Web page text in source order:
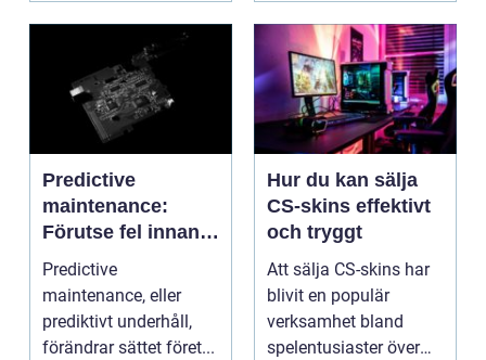
Predictive
maintenance:
Förutse fel innan
de uppstår med
hjälp av sensorer
Predictive
maintenance, eller
prediktivt underhåll,
förändrar sättet föret...
Hur du kan sälja
CS-skins effektivt
och tryggt
Att sälja CS-skins har
blivit en populär
verksamhet bland
spelentusiaster över